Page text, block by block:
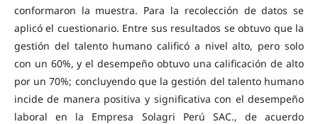
conformaron la muestra. Para la recolección de datos se
aplicó el cuestionario. Entre sus resultados se obtuvo que la
gestión del talento humano calificó a nivel alto, pero solo
con un 60%, y el desempeño obtuvo una calificación de alto
por un 70%; concluyendo que la gestión del talento humano
incide de manera positiva y significativa con el desempeño
laboral en la Empresa Solagri Perú SAC., de acuerdo